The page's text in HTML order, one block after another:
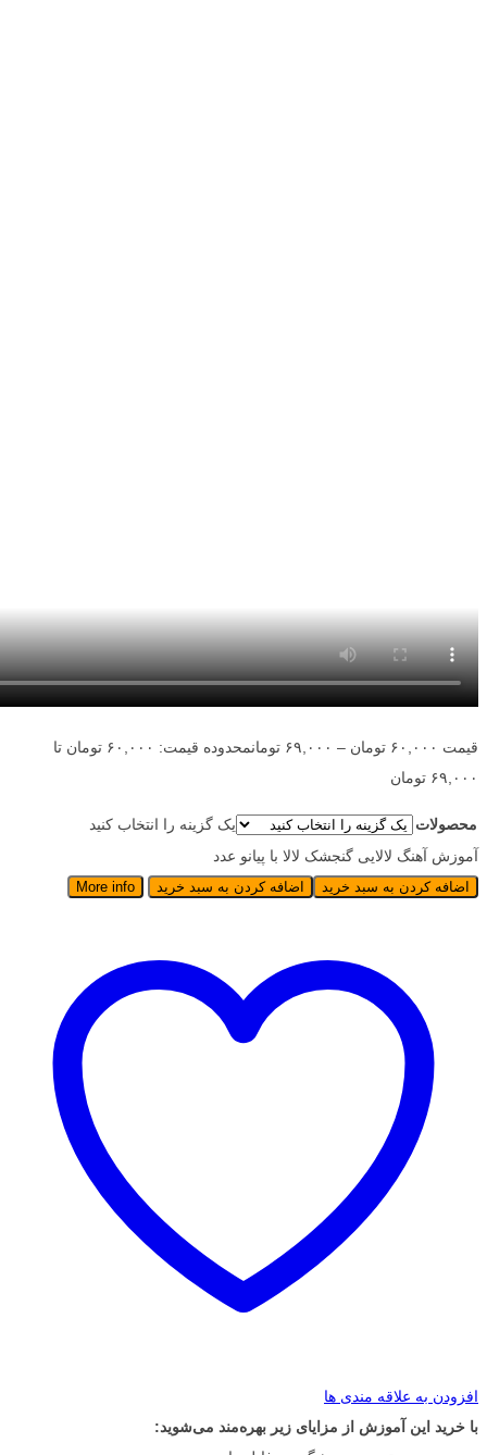
قیمت ۶۰,۰۰۰ تومان – ۶۹,۰۰۰ تومان
محدوده قیمت: ۶۰,۰۰۰ تومان تا
۶۹,۰۰۰ تومان
محصولات
یک گزینه را انتخاب کنید
آموزش آهنگ لالایی گنجشک لالا با پیانو عدد
اضافه کردن به سبد خرید اضافه کردن به سبد خرید More info
افزودن به علاقه مندی ها
با خرید این آموزش از مزایای زیر بهره‌مند می‌شوید: